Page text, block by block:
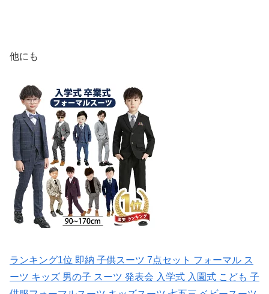
他にも
ランキング1位 即納 子供スーツ 7点セット フォーマル ス
ーツ キッズ 男の子 スーツ 発表会 入学式 入園式 こども 子